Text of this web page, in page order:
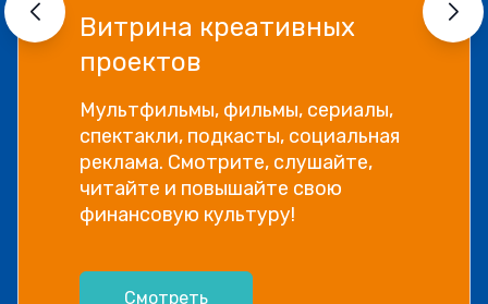
Витрина креативных
проектов
Мультфильмы, фильмы, сериалы,
спектакли, подкасты, социальная
реклама. Смотрите, слушайте,
читайте и повышайте свою
финансовую культуру!
Смотреть